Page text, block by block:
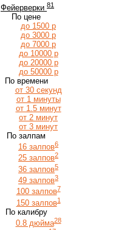
Фейерверки 81
По цене
до 1500 р
до 3000 р
до 7000 р
до 10000 р
до 20000 р
до 50000 р
По времени
от 30 секунд
от 1 минуты
от 1.5 минут
от 2 минут
от 3 минут
По залпам
16 залпов6
25 залпов2
36 залпов5
49 залпов3
100 залпов7
150 залпов1
По калибру
0.8 дюйма28